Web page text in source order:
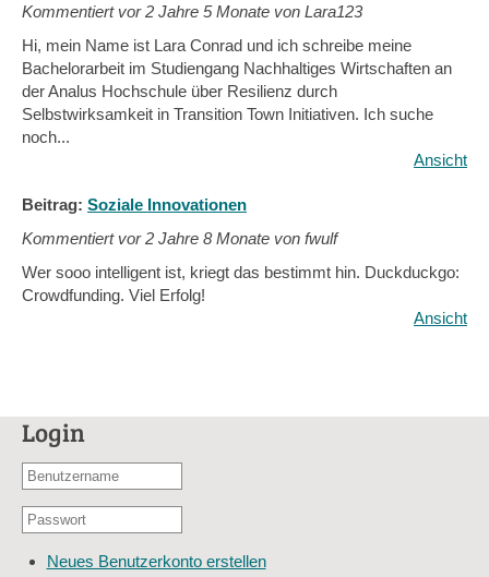
Kommentiert vor2 Jahre 5 Monate von Lara123
Hi, mein Name ist Lara Conrad und ich schreibe meine
Bachelorarbeit im Studiengang Nachhaltiges Wirtschaften an
der Analus Hochschule über Resilienz durch
Selbstwirksamkeit in Transition Town Initiativen. Ich suche
noch...
Ansicht
Beitrag: Soziale Innovationen
Kommentiert vor2 Jahre 8 Monate von fwulf
Wer sooo intelligent ist, kriegt das bestimmt hin. Duckduckgo:
Crowdfunding. Viel Erfolg!
Ansicht
Login
Benutzername
E-
Adresse
Passwort
Neues Benutzerkonto erstellen